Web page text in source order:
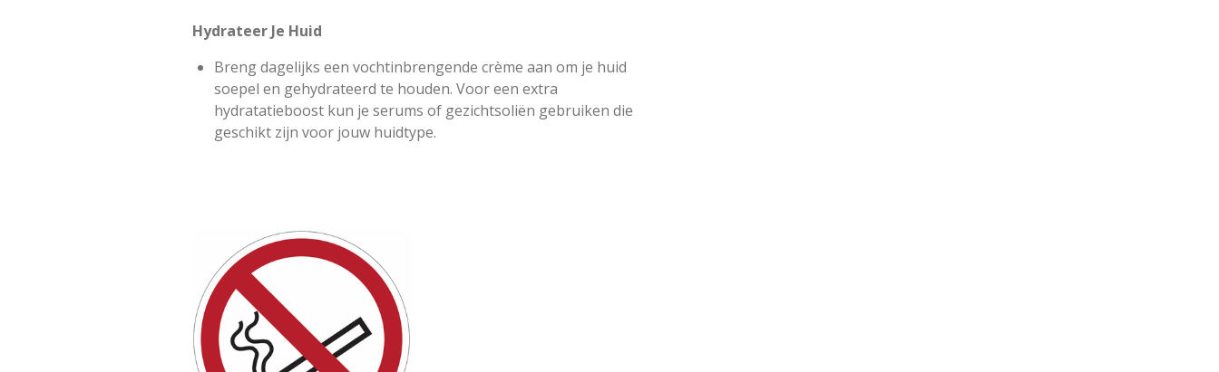
Hydrateer Je Huid
Breng dagelijks een vochtinbrengende crème aan om je huid
soepel en gehydrateerd te houden. Voor een extra
hydratatieboost kun je serums of gezichtsoliën gebruiken die
geschikt zijn voor jouw huidtype.